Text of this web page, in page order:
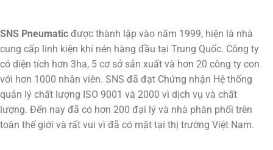
SNS Pneumatic được thành lập vào năm 1999, hiện là nhà
cung cấp linh kiện khí nén hàng đầu tại Trung Quốc. Công ty
có diện tích hơn 3ha, 5 cơ sở sản xuất và hơn 20 công ty con
với hơn 1000 nhân viên. SNS đã đạt Chứng nhận Hệ thống
quản lý chất lượng ISO 9001 và 2000 vì dịch vụ và chất
lượng. Đến nay đã có hơn 200 đại lý và nhà phân phối trên
toàn thế giới và rất vui vì đã có mặt tại thị trường Việt Nam.